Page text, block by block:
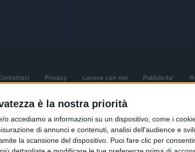
è la nostra priorità
o accediamo a informazioni su un dispositivo, come i
di annunci e contenuti, analisi dell'audience e
la scansione del dispositivo. Puoi fare clic per
Privacy Lavora con noi Pubblicita'
| Tutti i diritti riservati. Per le opere dell'ingegno
derivanti dalla normativa dei diritti d'autore e dei diritti
Iscr. Reg. Imprese Milano - C.F. e n° iscrizione